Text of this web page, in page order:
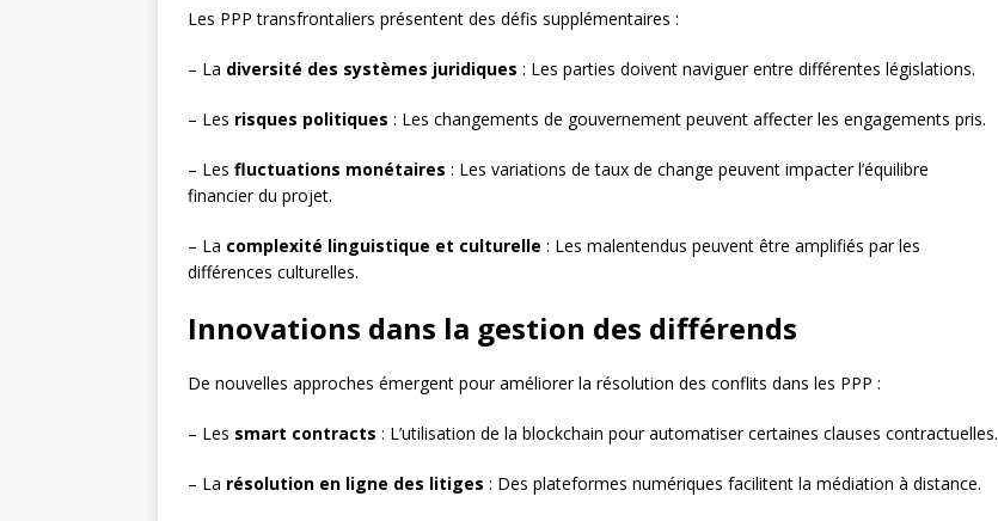
Les PPP transfrontaliers présentent des défis supplémentaires :
– La diversité des systèmes juridiques : Les parties doivent naviguer entre différentes législations.
– Les risques politiques : Les changements de gouvernement peuvent affecter les engagements pris.
– Les fluctuations monétaires : Les variations de taux de change peuvent impacter l’équilibre
financier du projet.
– La complexité linguistique et culturelle : Les malentendus peuvent être amplifiés par les
différences culturelles.
Innovations dans la gestion des différends
De nouvelles approches émergent pour améliorer la résolution des conflits dans les PPP :
– Les smart contracts : L’utilisation de la blockchain pour automatiser certaines clauses contractuelles.
– La résolution en ligne des litiges : Des plateformes numériques facilitent la médiation à distance.